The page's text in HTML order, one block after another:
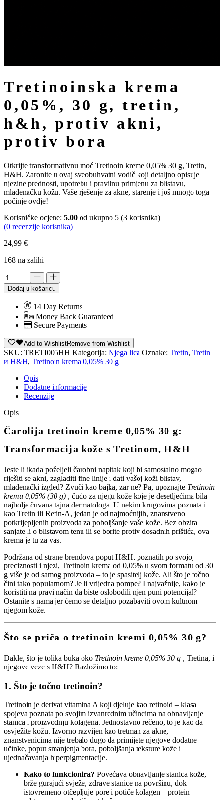
tretinoinska krema
0,05%, 30 g, tretin,
h&h, protiv akni,
protiv bora
Otkrijte transformativnu moć Tretinoin kreme 0,05% 30 g, Tretin,
H&H. Zaronite u ovaj sveobuhvatni vodič koji detaljno opisuje
njezine prednosti, upotrebu i pravilnu primjenu za blistavu,
mladenačku kožu. Vaše rješenje za akne, starenje i još mnogo toga
počinje ovdje!
Korisničke ocjene: 5.00 od ukupno 5 (3 korisnika)
(0 recenzije korisnika)
24,99 €
168 na zalihi
Dodaj u košaricu
14 Day Returns
Money Back Guaranteed
Secure Payments
Add to WishlistRemove from Wishlist
SKU: TRETI005HH Kategorija: Njega lica Oznake: Tretin, Tretin
и H&H, Tretinoin krema 0,05% 30 g
Opis
Dodatne informacije
Recenzije
Opis
Čarolija tretinoin kreme 0,05% 30 g:
Transformacija kože s Tretinom, H&H
Jeste li ikada poželjeli čarobni napitak koji bi samostalno mogao
riješiti se akni, zagladiti fine linije i dati vašoj koži blistav,
mladenački izgled? Zvuči kao bajka, zar ne? Pa, upoznajte Tretinoin
kremu 0,05% (30 g) , čudo za njegu kože koje je desetljećima bila
najbolje čuvana tajna dermatologa. U nekim krugovima poznata i
kao Tretin ili Retin-A, jedan je od najmoćnijih, znanstveno
potkrijepljenih proizvoda za poboljšanje vaše kože. Bez obzira
sanjate li o blistavom tenu ili se borite protiv dosadnih prištića, ova
krema je tu za vas.
Podržana od strane brendova poput H&H, poznatih po svojoj
preciznosti i njezi, Tretinoin krema od 0,05% u svom formatu od 30
g više je od samog proizvoda – to je spasitelj kože. Ali što je točno
čini tako popularnom? Je li vrijedna pompe? I najvažnije, kako je
koristiti na pravi način da biste oslobodili njen puni potencijal?
Ostanite s nama jer ćemo se detaljno pozabaviti ovom kultnom
njegom kože.
Što se priča o tretinoin kremi 0,05% 30 g?
Dakle, što je tolika buka oko Tretinoin kreme 0,05% 30 g , Tretina, i
njegove veze s H&H? Razložimo to:
1. Što je točno tretinoin?
Tretinoin je derivat vitamina A koji djeluje kao retinoid – klasa
spojeva poznata po svojim izvanrednim učincima na obnavljanje
stanica i proizvodnju kolagena. Jednostavno rečeno, to je kao da
osvježite kožu. Izvorno razvijen kao tretman za akne,
znanstvenicima nije trebalo dugo da primijete njegove dodatne
učinke, poput smanjenja bora, poboljšanja teksture kože i
ujednačavanja hiperpigmentacije.
Kako to funkcionira? Povećava obnavljanje stanica kože,
brže gurajući svježe, zdrave stanice na površinu, dok
istovremeno otčepljuje pore i potiče kolagen – protein